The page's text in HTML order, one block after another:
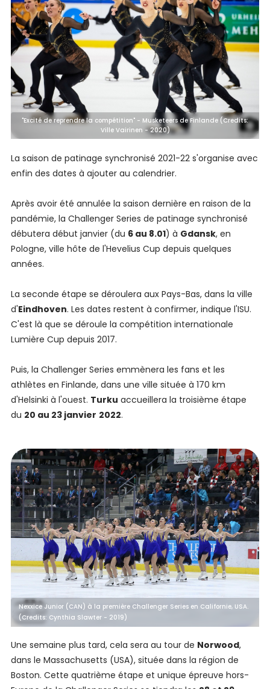
"Excité de reprendre la compétition" - Musketeers de Finlande (Credits:
Ville Vairinen - 2020)
La saison de patinage synchronisé 2021-22 s'organise avec
enfin des dates à ajouter au calendrier.
Après avoir été annulée la saison dernière en raison de la
pandémie, la Challenger Series de patinage synchronisé
débutera début janvier (du 6 au 8.01) à Gdansk, en
Pologne, ville hôte de l'Hevelius Cup depuis quelques
années.
La seconde étape se déroulera aux Pays-Bas, dans la ville
d'Eindhoven. Les dates restent à confirmer, indique l'ISU.
C'est là que se déroule la compétition internationale
Lumière Cup depuis 2017.
Puis, la Challenger Series emmènera les fans et les
athlètes en Finlande, dans une ville située à 170 km
d'Helsinki à l'ouest. Turku accueillera la troisième étape
du 20 au 23 janvier 2022.
Nexxice Junior (CAN) à la première Challenger Series en Californie, USA.
(Credits: Cynthia Slawter - 2019)
Une semaine plus tard, cela sera au tour de Norwood,
dans le Massachusetts (USA), située dans la région de
Boston. Cette quatrième étape et unique épreuve hors-